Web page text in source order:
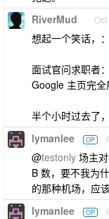
RiverMud
想起一个笑话，：
面试官问求职者
Google 主页完全
半个小时过去了
lymanlee OP
@testonly 场主
B 数，要不我为
的那种机场，应
lymanlee OP